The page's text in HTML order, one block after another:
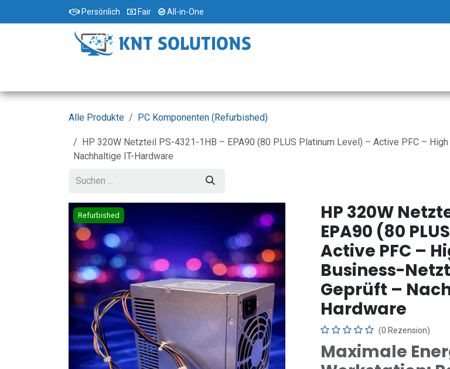
Zum Inhalt springenPersönlich Fair All-in-One
Alle Produkte PC Komponenten (Refurbished)
HP 320W Netzteil PS-4321-1HB – EPA90 (80 PLUS Platinum Level) – Active PFC –
Nachhaltige IT-Hardware
Refurbished
HP 320W
EPA90 (80
Active PFC –
Business-
Geprüft –
Hardware
(0 Rezension)
Maximale